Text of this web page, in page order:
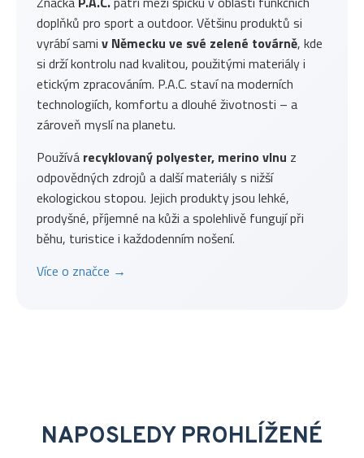
doplňků pro sport a outdoor. Většinu produktů si
vyrábí sami v Německu ve své zelené továrně, kde
si drží kontrolu nad kvalitou, použitými materiály i
etickým zpracováním. P.A.C. staví na moderních
technologiích, komfortu a dlouhé životnosti – a
zároveň myslí na planetu.
Používá recyklovaný polyester, merino vlnu z
odpovědných zdrojů a další materiály s nižší
ekologickou stopou. Jejich produkty jsou lehké,
prodyšné, příjemné na kůži a spolehlivě fungují při
běhu, turistice i každodenním nošení.
Více o značce →
NAPOSLEDY PROHLÍŽENÉ